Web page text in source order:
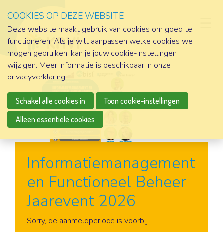
Informatiemanagement
en Functioneel Beheer
Jaarevent 2026
Aanmelden
Sorry, de aanmeldperiode is voorbij.
COOKIES OP DEZE WEBSITE
Deze website maakt gebruik van cookies om goed te
functioneren. Als je wilt aanpassen welke cookies we
mogen gebruiken, kan je jouw cookie-instellingen
wijzigen. Meer informatie is beschikbaar in onze
privacyverklaring.
Schakel alle cookies in
Toon cookie-instellingen
Alleen essentiële cookies